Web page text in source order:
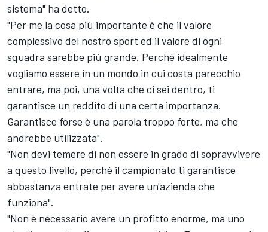
sistema" ha detto.
"Per me la cosa più importante è che il valore
complessivo del nostro sport ed il valore di ogni
squadra sarebbe più grande. Perché idealmente
vogliamo essere in un mondo in cui costa parecchio
entrare, ma poi, una volta che ci sei dentro, ti
garantisce un reddito di una certa importanza.
Garantisce forse è una parola troppo forte, ma che
andrebbe utilizzata".
"Non devi temere di non essere in grado di sopravvivere
a questo livello, perché il campionato ti garantisce
abbastanza entrate per avere un'azienda che
funziona".
"Non è necessario avere un profitto enorme, ma uno